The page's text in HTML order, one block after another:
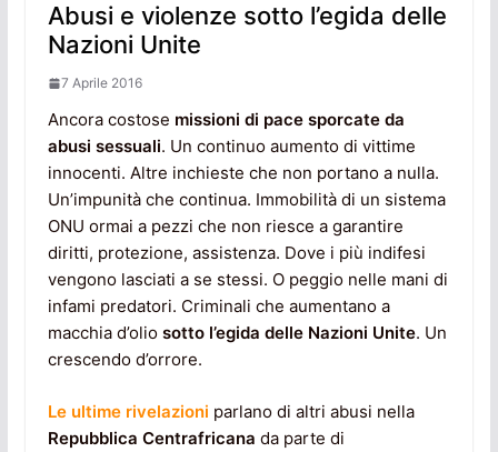
Abusi e violenze sotto l’egida delle
Nazioni Unite
7 Aprile 2016
Ancora costose missioni di pace sporcate da
abusi sessuali. Un continuo aumento di vittime
innocenti. Altre inchieste che non portano a nulla.
Un’impunità che continua. Immobilità di un sistema
ONU ormai a pezzi che non riesce a garantire
diritti, protezione, assistenza. Dove i più indifesi
vengono lasciati a se stessi. O peggio nelle mani di
infami predatori. Criminali che aumentano a
macchia d’olio sotto l’egida delle Nazioni Unite. Un
crescendo d’orrore.
Le ultime rivelazioni parlano di altri abusi nella
Repubblica Centrafricana da parte di